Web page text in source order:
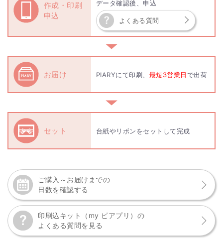
作成・印刷
申込
データ確認後、申込
よくある質問
▼
お届け PIARYにて印刷、 最短3営業日で出荷
▼
セット 台紙やリボンをセットして完成
ご購入～お届けまでの
日数を確認する
印刷込キット（my ピアプリ）の
よくある質問を見る